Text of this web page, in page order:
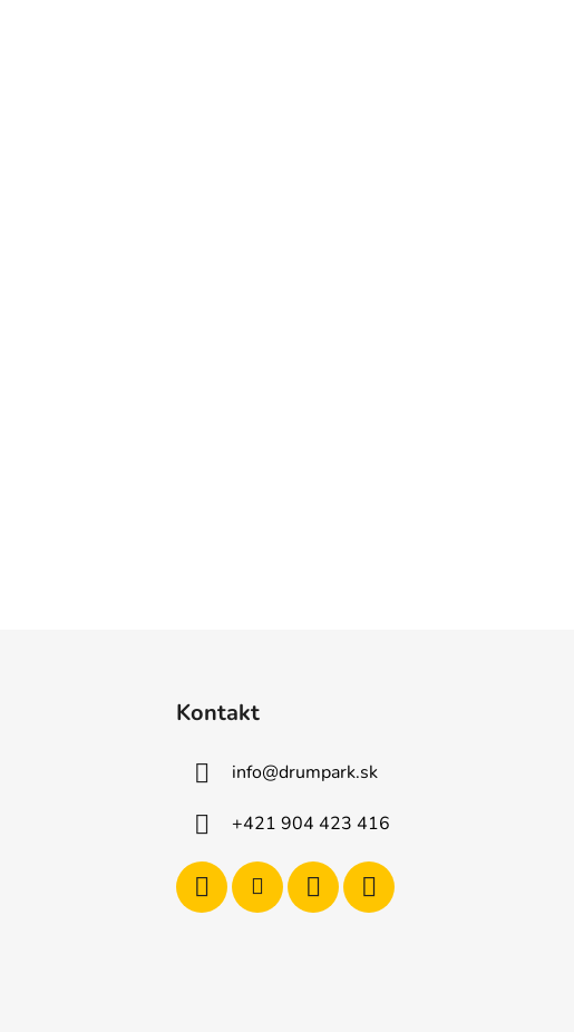
Kontakt
info@drumpark.sk
+421 904 423 416